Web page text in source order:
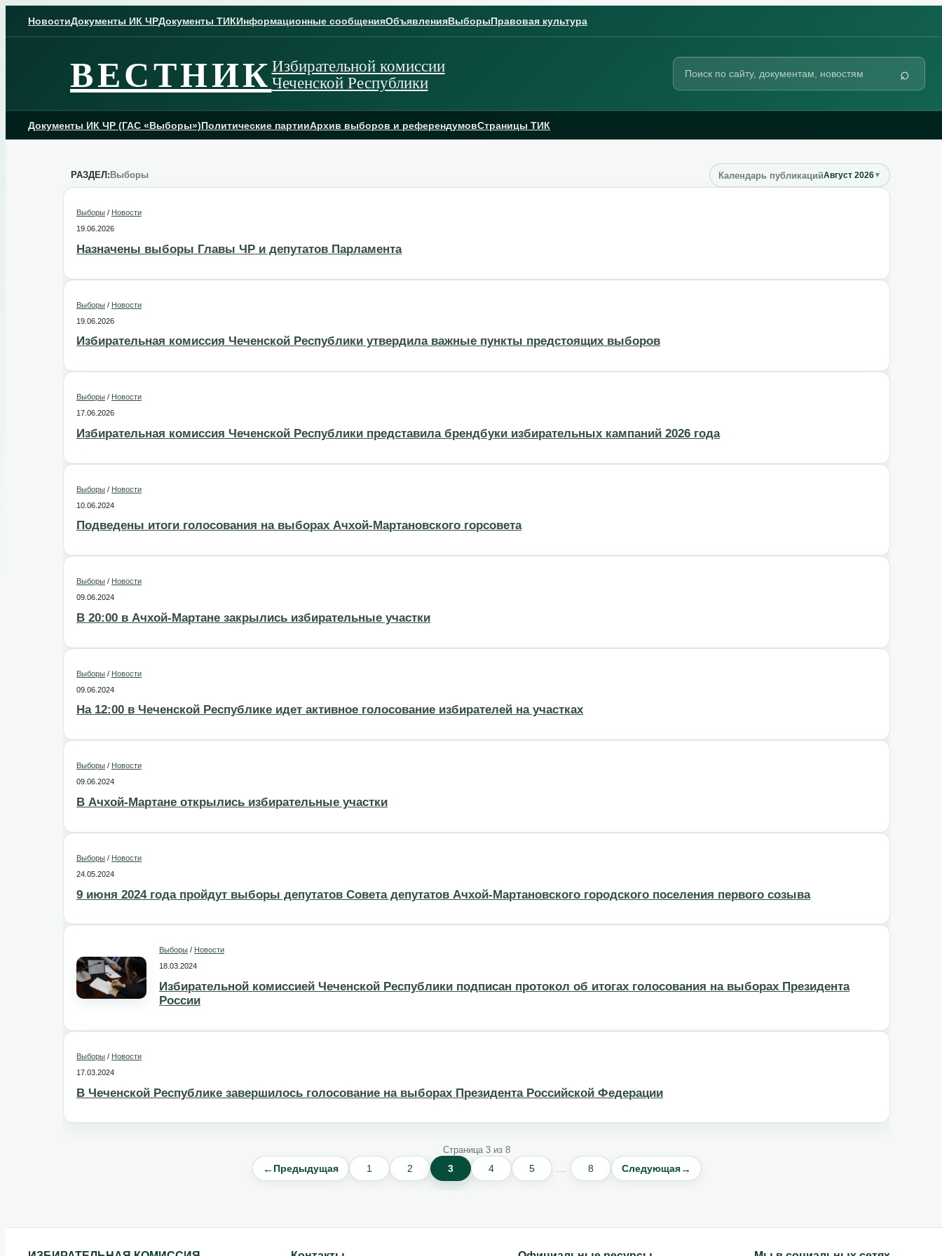
contentНовостиДокументы ИК ЧРДокументы ТИКИнформационные сообщенияОбъявленияВыборыПравовая культура
ВЕСТНИКИзбирательной комиссии
Чеченской Республики
Поиск
сайту
⌕
Документы ИК ЧР (ГАС «Выборы»)Политические партииАрхив выборов и референдумовСтраницы ТИК
РАЗДЕЛ: Выборы Календарь публикацийАвгуст 2026
Выборы / Новости
19.06.2026
Назначены выборы Главы ЧР и депутатов Парламента
Выборы / Новости
19.06.2026
Избирательная комиссия Чеченской Республики утвердила важные пункты предстоящих выборов
Выборы / Новости
17.06.2026
Избирательная комиссия Чеченской Республики представила брендбуки избирательных кампаний 2026 года
Выборы / Новости
10.06.2024
Подведены итоги голосования на выборах Ачхой-Мартановского горсовета
Выборы / Новости
09.06.2024
В 20:00 в Ачхой-Мартане закрылись избирательные участки
Выборы / Новости
09.06.2024
На 12:00 в Чеченской Республике идет активное голосование избирателей на участках
Выборы / Новости
09.06.2024
В Ачхой-Мартане открылись избирательные участки
Выборы / Новости
24.05.2024
9 июня 2024 года пройдут выборы депутатов Совета депутатов Ачхой-Мартановского городского поселения первого созыва
Выборы / Новости
18.03.2024
Избирательной комиссией Чеченской Республики подписан протокол об итогах голосования на выборах Президента
России
Выборы / Новости
17.03.2024
В Чеченской Республике завершилось голосование на выборах Президента Российской Федерации
Страница 3 из 8
← Предыдущая 1 2 3 4 5 … 8 Следующая→